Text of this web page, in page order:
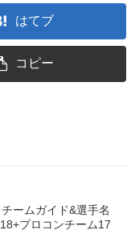
はてブ
コピー
ームガイド&選手名
プロコンチーム17